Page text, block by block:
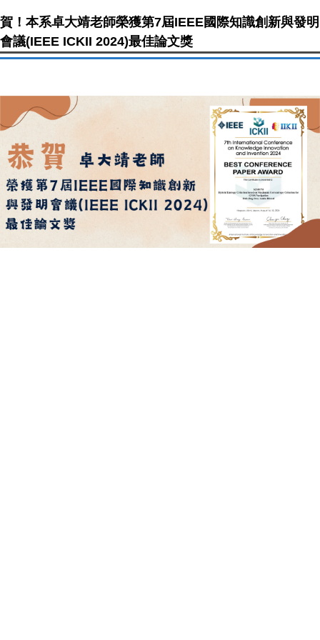
賀！本系卓大靖老師榮獲第7屆IEEE國際知識創新與發明
會議(IEEE ICKII 2024)最佳論文獎